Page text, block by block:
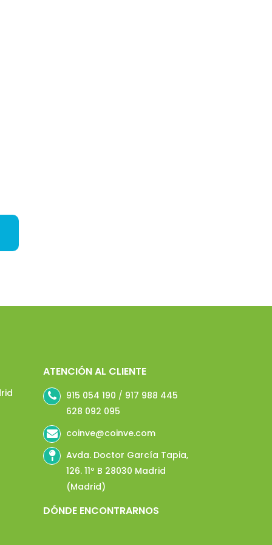
ATENCIÓN AL CLIENTE
915 054 190 / 917 988 445
628 092 095
coinve@coinve.com
Avda. Doctor García Tapia,
126. 11º B 28030 Madrid
(Madrid)
DÓNDE ENCONTRARNOS